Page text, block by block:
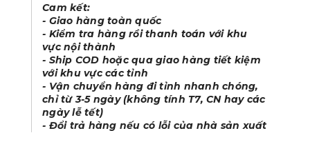
Cam kết:
- Giao hàng toàn quốc
- Kiểm tra hàng rồi thanh toán với khu
vực nội thành
- Ship COD hoặc qua giao hàng tiết kiệm
với khu vực các tỉnh
- Vận chuyển hàng đi tỉnh nhanh chóng,
chỉ từ 3-5 ngày (không tính T7, CN hay các
ngày lễ tết)
- Đổi trả hàng nếu có lỗi của nhà sản xuất